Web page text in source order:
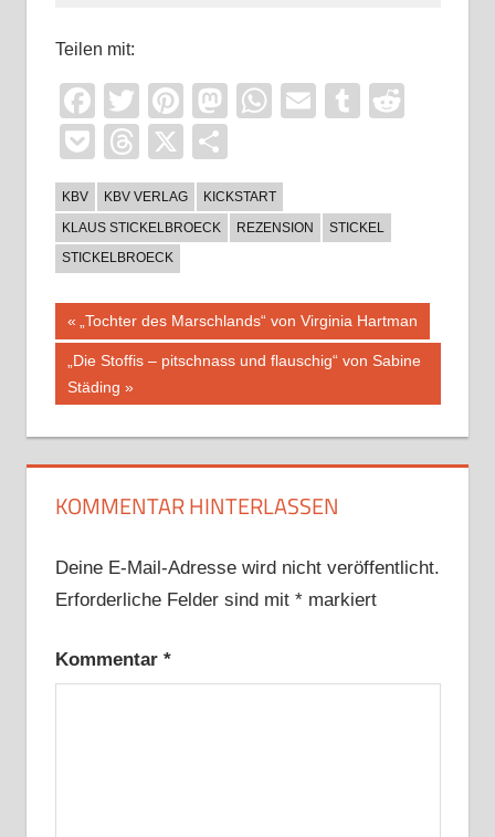
Teilen mit:
Facebook
TwitterPinterest
Mastodon
WhatsApp
EmailTumblr
PocketThreads
X
KBV KBV VERLAG
KICKSTART
KLAUS STICKELBROECK
REZENSION
STICKEL
STICKELBROECK
Beitragsnavigation
Vorheriger
Beitrag:
„Tochter des Marschlands“ von Virginia Hartman
Nächster
Beitrag:
„Die Stoffis – pitschnass und flauschig“ von Sabine
Städing
KOMMENTAR HINTERLASSEN
Deine E-Mail-Adresse wird nicht veröffentlicht.
Erforderliche Felder sind mit *markiert
Kommentar *